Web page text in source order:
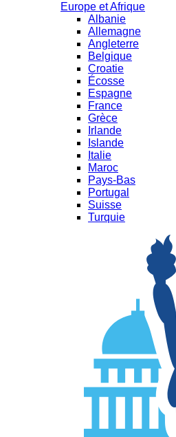
Europe et Afrique
Albanie
Allemagne
Angleterre
Belgique
Croatie
Écosse
Espagne
France
Grèce
Irlande
Islande
Italie
Maroc
Pays-Bas
Portugal
Suisse
Turquie